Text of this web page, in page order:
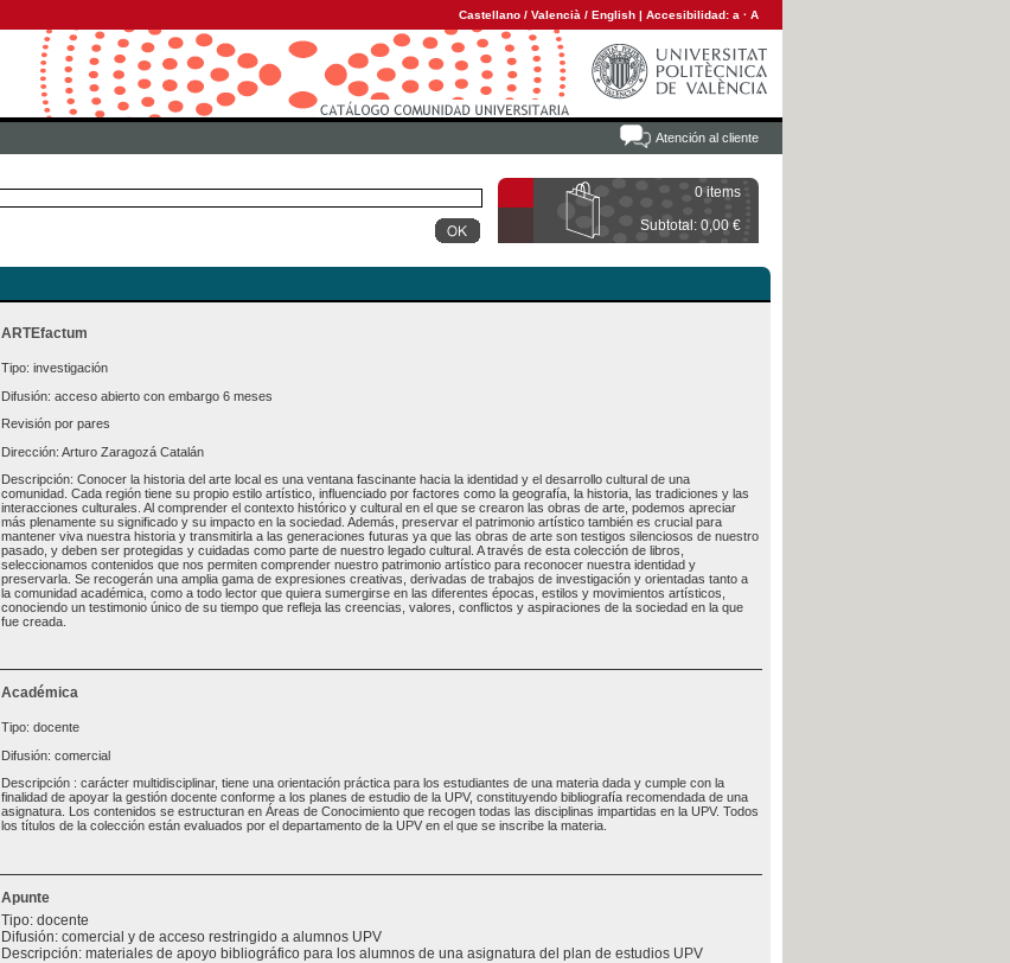
Castellano / Valencià / English | Accesibilidad: a · A
Atención al cliente
0 items
Subtotal: 0,00 €
ARTEfactum
Tipo: investigación
Difusión: acceso abierto con embargo 6 meses
Revisión por pares
Dirección: Arturo Zaragozá Catalán
Descripción: Conocer la historia del arte local es una ventana fascinante hacia la identidad y el desarrollo cultural de una
comunidad. Cada región tiene su propio estilo artístico, influenciado por factores como la geografía, la historia, las tradiciones y las
interacciones culturales. Al comprender el contexto histórico y cultural en el que se crearon las obras de arte, podemos apreciar
más plenamente su significado y su impacto en la sociedad. Además, preservar el patrimonio artístico también es crucial para
mantener viva nuestra historia y transmitirla a las generaciones futuras ya que las obras de arte son testigos silenciosos de nuestro
pasado, y deben ser protegidas y cuidadas como parte de nuestro legado cultural. A través de esta colección de libros,
seleccionamos contenidos que nos permiten comprender nuestro patrimonio artístico para reconocer nuestra identidad y
preservarla. Se recogerán una amplia gama de expresiones creativas, derivadas de trabajos de investigación y orientadas tanto a
la comunidad académica, como a todo lector que quiera sumergirse en las diferentes épocas, estilos y movimientos artísticos,
conociendo un testimonio único de su tiempo que refleja las creencias, valores, conflictos y aspiraciones de la sociedad en la que
fue creada.
Académica
Tipo: docente
Difusión: comercial
Descripción : carácter multidisciplinar, tiene una orientación práctica para los estudiantes de una materia dada y cumple con la
finalidad de apoyar la gestión docente conforme a los planes de estudio de la UPV, constituyendo bibliografía recomendada de una
asignatura. Los contenidos se estructuran en Áreas de Conocimiento que recogen todas las disciplinas impartidas en la UPV. Todos
los títulos de la colección están evaluados por el departamento de la UPV en el que se inscribe la materia.
Apunte
Tipo: docente
Difusión: comercial y de acceso restringido a alumnos UPV
Descripción: materiales de apoyo bibliográfico para los alumnos de una asignatura del plan de estudios UPV